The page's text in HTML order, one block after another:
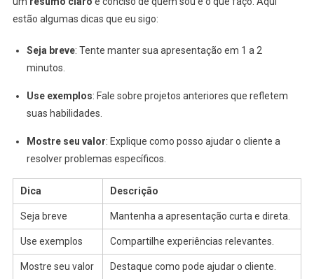
estão algumas dicas que eu sigo:
Seja breve: Tente manter sua apresentação em 1 a 2
minutos.
Use exemplos: Fale sobre projetos anteriores que refletem
suas habilidades.
Mostre seu valor: Explique como posso ajudar o cliente a
resolver problemas específicos.
Dica Descrição
Seja breve Mantenha a apresentação curta e direta.
Use exemplos Compartilhe experiências relevantes.
Mostre seu valor Destaque como pode ajudar o cliente.